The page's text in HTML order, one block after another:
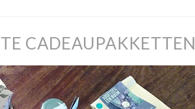
CADEAUPAKKETTEN